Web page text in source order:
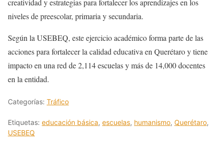
creatividad y estrategias para fortalecer los aprendizajes en los
niveles de preescolar, primaria y secundaria.
Según la USEBEQ, este ejercicio académico forma parte de las
acciones para fortalecer la calidad educativa en Querétaro y tiene
impacto en una red de 2,114 escuelas y más de 14,000 docentes
en la entidad.
Categorías: Tráfico
Etiquetas: educación básica, escuelas, humanismo, Querétaro,
USEBEQ